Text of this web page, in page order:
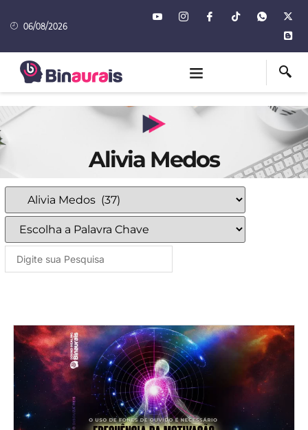
06/08/2026
Alivia Medos